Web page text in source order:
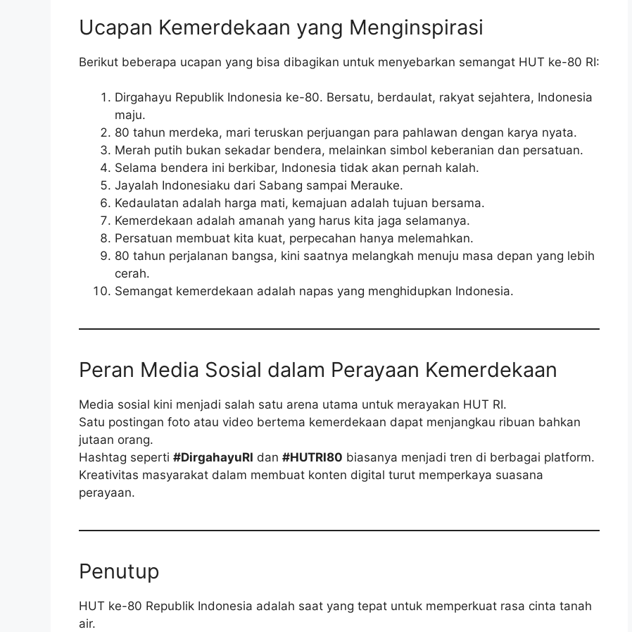
Ucapan Kemerdekaan yang Menginspirasi
Berikut beberapa ucapan yang bisa dibagikan untuk menyebarkan semangat HUT ke-80 RI:
Dirgahayu Republik Indonesia ke-80. Bersatu, berdaulat, rakyat sejahtera, Indonesia
maju.
80 tahun merdeka, mari teruskan perjuangan para pahlawan dengan karya nyata.
Merah putih bukan sekadar bendera, melainkan simbol keberanian dan persatuan.
Selama bendera ini berkibar, Indonesia tidak akan pernah kalah.
Jayalah Indonesiaku dari Sabang sampai Merauke.
Kedaulatan adalah harga mati, kemajuan adalah tujuan bersama.
Kemerdekaan adalah amanah yang harus kita jaga selamanya.
Persatuan membuat kita kuat, perpecahan hanya melemahkan.
80 tahun perjalanan bangsa, kini saatnya melangkah menuju masa depan yang lebih
cerah.
Semangat kemerdekaan adalah napas yang menghidupkan Indonesia.
Peran Media Sosial dalam Perayaan Kemerdekaan
Media sosial kini menjadi salah satu arena utama untuk merayakan HUT RI.
Satu postingan foto atau video bertema kemerdekaan dapat menjangkau ribuan bahkan
jutaan orang.
Hashtag seperti #DirgahayuRI dan #HUTRI80 biasanya menjadi tren di berbagai platform.
Kreativitas masyarakat dalam membuat konten digital turut memperkaya suasana
perayaan.
Penutup
HUT ke-80 Republik Indonesia adalah saat yang tepat untuk memperkuat rasa cinta tanah
air.